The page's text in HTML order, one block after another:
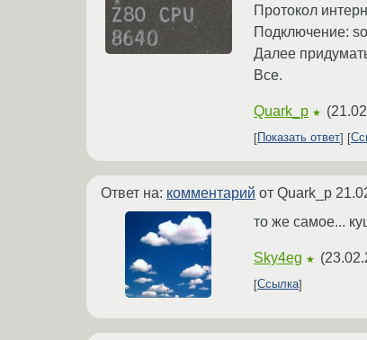
Протокол
Подключение:
Далее
Все.
Quark_p ★ (
Показать ответ
Ответ на: комментарий от Quark_p
то же самое...
Sky4eg ★ (
Ссылка